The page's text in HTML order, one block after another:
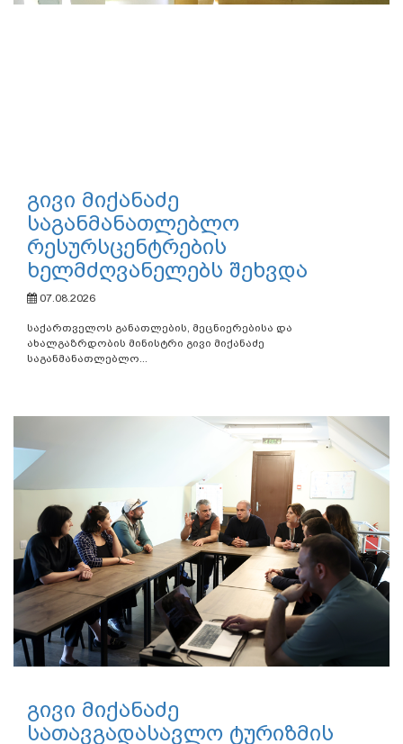
გივი მიქანაძე
საგანმანათლებლო
რესურსცენტრების
ხელმძღვანელებს შეხვდა
07.08.2026
საქართველოს განათლების, მეცნიერებისა და
ახალგაზრდობის მინისტრი გივი მიქანაძე
საგანმანათლებლო...
გივი მიქანაძე
სათავგადასავლო ტურიზმის